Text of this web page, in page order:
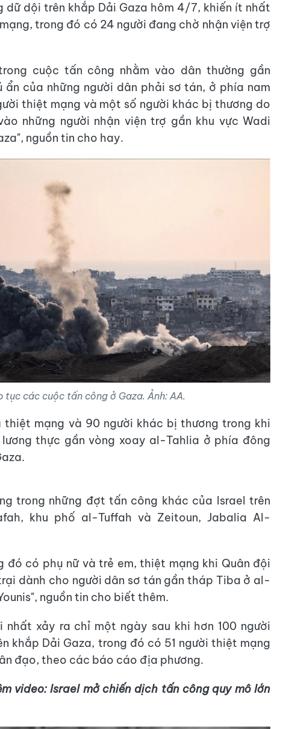
dữ dội trên khắp Dải Gaza hôm 4/7, khiến ít nhất
trong đó có 24 người đang chờ nhận viện trợ
cuộc tấn công nhằm vào dân thường gần
của những người dân phải sơ tán, ở phía nam
thiệt mạng và một số người khác bị thương do
những người nhận viện trợ gần khu vực Wadi
nguồn tin cho hay.
tục các cuộc tấn công ở Gaza. Ảnh: AA.
thiệt mạng và 90 người khác bị thương trong khi
thực gần vòng xoay al-Tahlia ở phía đông
trong những đợt tấn công khác của Israel trên
khu phố al-Tuffah và Zeitoun, Jabalia Al-
đó có phụ nữ và trẻ em, thiệt mạng khi Quân đội
dành cho người dân sơ tán gần tháp Tiba ở al-
nguồn tin cho biết thêm.
xảy ra chỉ một ngày sau khi hơn 100 người
khắp Dải Gaza, trong đó có 51 người thiệt mạng
đạo, theo các báo cáo địa phương.
video: Israel mở chiến dịch tấn công quy mô lớn